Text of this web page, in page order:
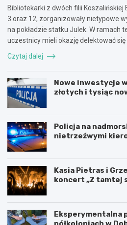
Bibliotekarki z dwóch filii Koszalińskiej
3 oraz 12, zorganizowały nietypowe
na pokładzie statku Julek. W ramach
uczestnicy mieli okazję delektować się
Czytaj dalej
Nowe inwestycje
złotych i tysiąc
Policja na
nietrzeźwymi
Kasia Pietras i
koncert „Z tamtej
Eksperymentalna